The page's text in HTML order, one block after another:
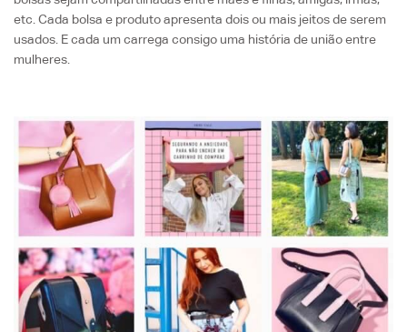
etc. Cada bolsa e produto apresenta dois ou mais jeitos de serem
usados. E cada um carrega consigo uma história de união entre
mulheres.